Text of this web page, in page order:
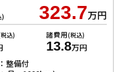
) 323.7万円
込) 諸費用(税込)
13.8万円
整備付